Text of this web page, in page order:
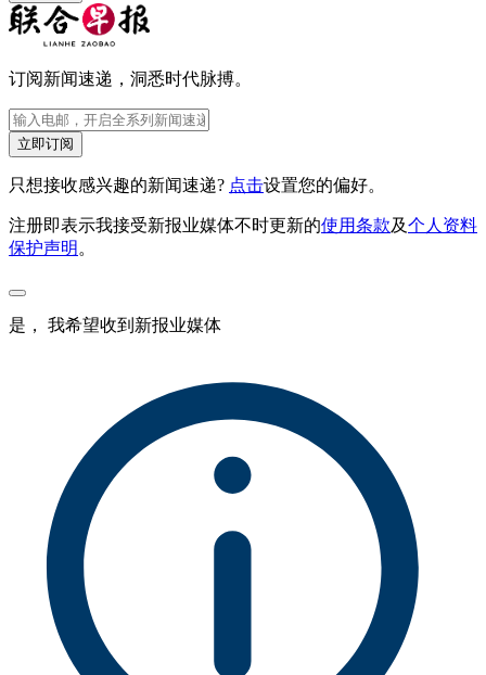
订阅新闻速递，洞悉时代脉搏。
立即订阅
只想接收感兴趣的新闻速递? 点击设置您的偏好。
注册即表示我接受新报业媒体不时更新的使用条款及个人资料
保护声明 。
是， 我希望收到新报业媒体